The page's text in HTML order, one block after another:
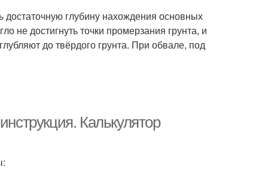
глубину нахождения основных
не достигнуть точки промерзания грунта, и
до твёрдого грунта. При обвале, под
Калькулятор